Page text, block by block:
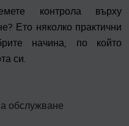
контрола върху
Ето няколко практични
начина, по който
си.
обслужване